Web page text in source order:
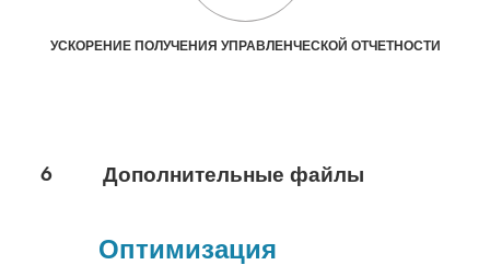
УСКОРЕНИЕ ПОЛУЧЕНИЯ УПРАВЛЕНЧЕСКОЙ ОТЧЕТНОСТИ
6 Дополнительные файлы
Оптимизация